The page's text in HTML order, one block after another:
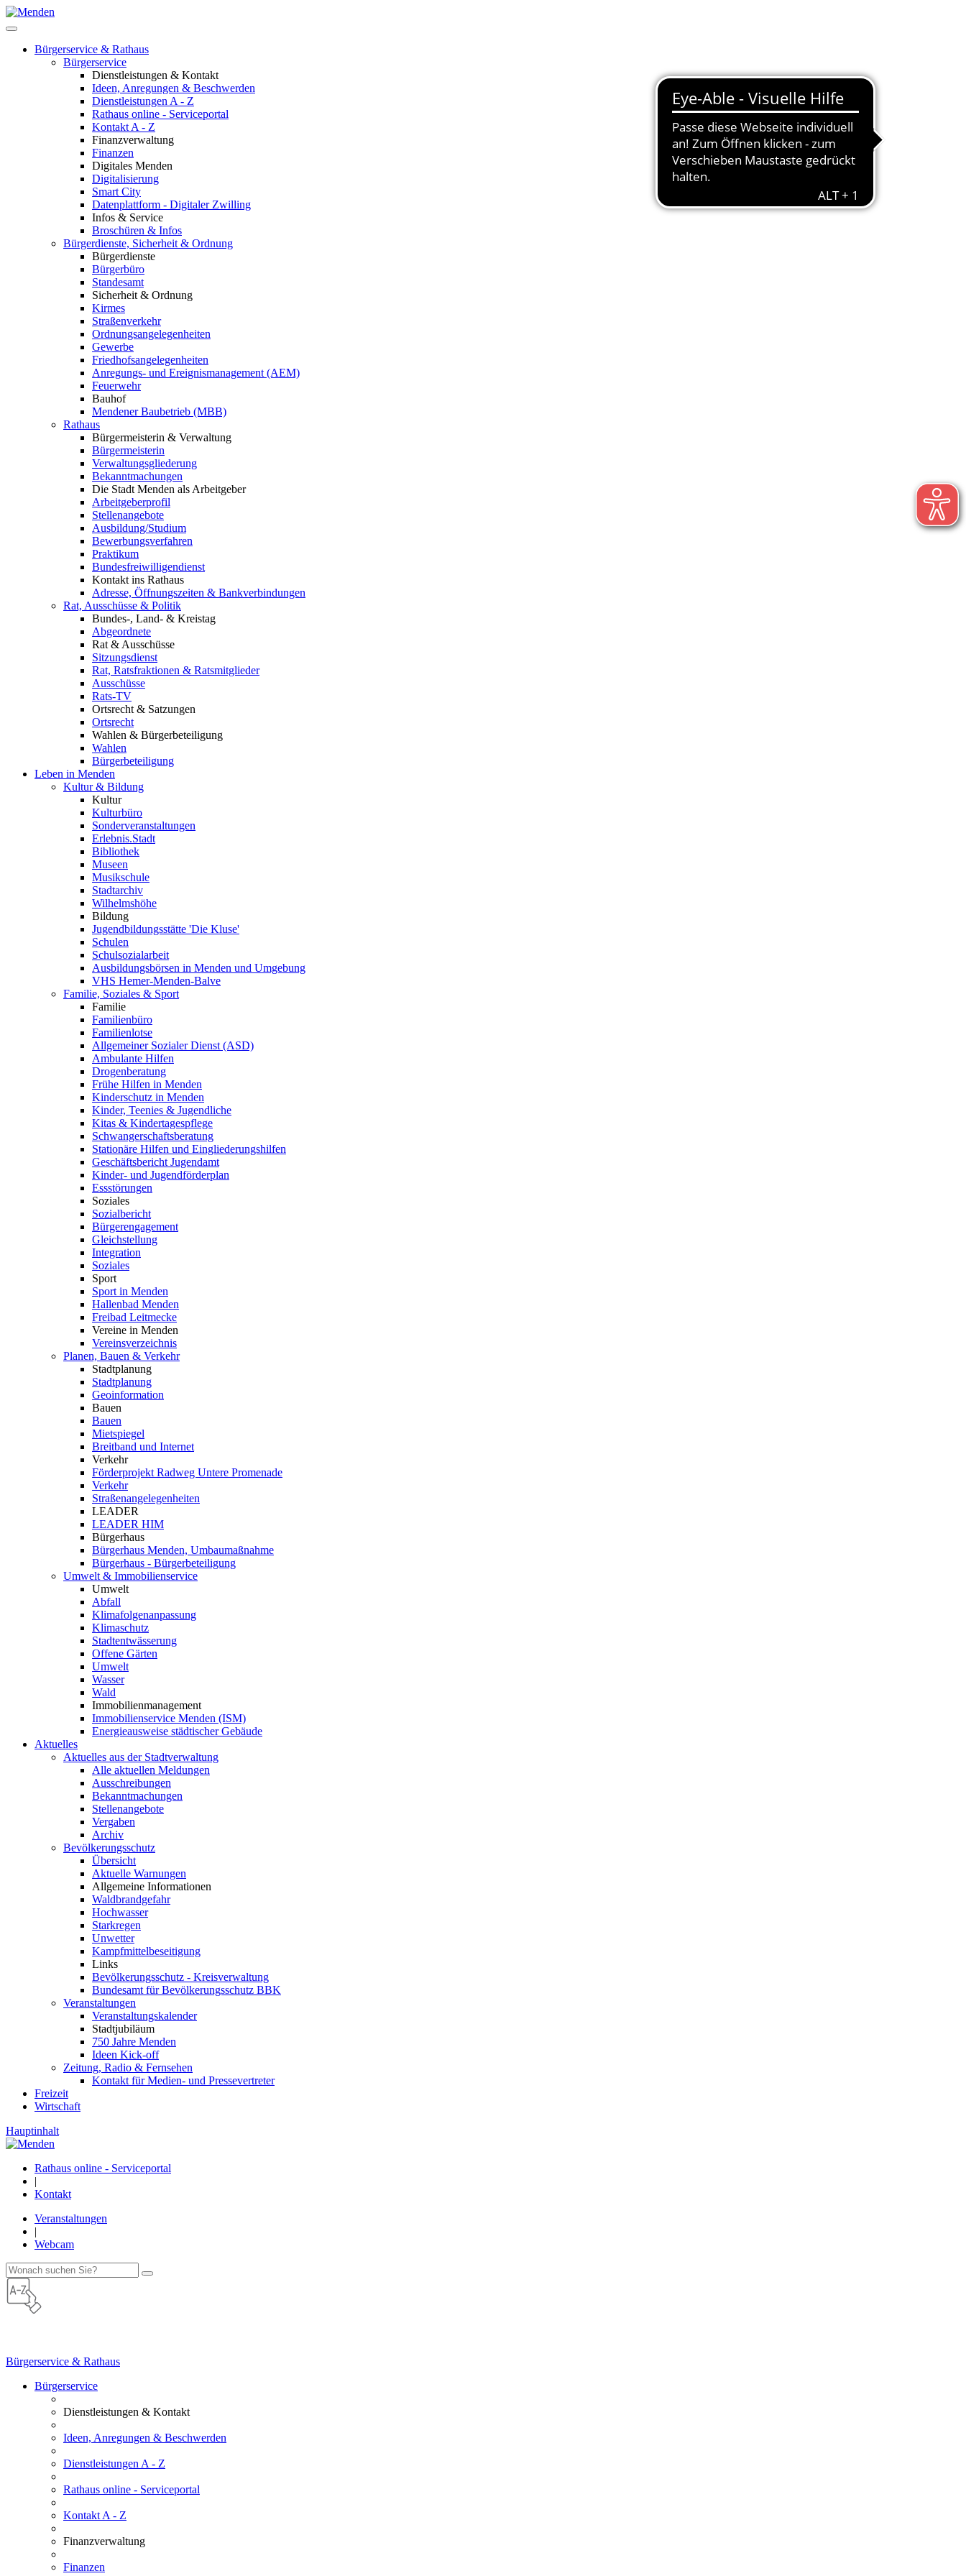
Bürgerservice & Rathaus
Bürgerservice
Dienstleistungen & Kontakt
Ideen, Anregungen & Beschwerden
Dienstleistungen A - Z
Rathaus online - Serviceportal
Kontakt A - Z
Finanzverwaltung
Finanzen
Digitales Menden
Digitalisierung
Smart City
Datenplattform - Digitaler Zwilling
Infos & Service
Broschüren & Infos
Bürgerdienste, Sicherheit & Ordnung
Bürgerdienste
Bürgerbüro
Standesamt
Sicherheit & Ordnung
Kirmes
Straßenverkehr
Ordnungsangelegenheiten
Gewerbe
Friedhofsangelegenheiten
Anregungs- und Ereignismanagement (AEM)
Feuerwehr
Bauhof
Mendener Baubetrieb (MBB)
Rathaus
Bürgermeisterin & Verwaltung
Bürgermeisterin
Verwaltungsgliederung
Bekanntmachungen
Die Stadt Menden als Arbeitgeber
Arbeitgeberprofil
Stellenangebote
Ausbildung/Studium
Bewerbungsverfahren
Praktikum
Bundesfreiwilligendienst
Kontakt ins Rathaus
Adresse, Öffnungszeiten & Bankverbindungen
Rat, Ausschüsse & Politik
Bundes-, Land- & Kreistag
Abgeordnete
Rat & Ausschüsse
Sitzungsdienst
Rat, Ratsfraktionen & Ratsmitglieder
Ausschüsse
Rats-TV
Ortsrecht & Satzungen
Ortsrecht
Wahlen & Bürgerbeteiligung
Wahlen
Bürgerbeteiligung
Leben in Menden
Kultur & Bildung
Kultur
Kulturbüro
Sonderveranstaltungen
Erlebnis.Stadt
Bibliothek
Museen
Musikschule
Stadtarchiv
Wilhelmshöhe
Bildung
Jugendbildungsstätte 'Die Kluse'
Schulen
Schulsozialarbeit
Ausbildungsbörsen in Menden und Umgebung
VHS Hemer-Menden-Balve
Familie, Soziales & Sport
Familie
Familienbüro
Familienlotse
Allgemeiner Sozialer Dienst (ASD)
Ambulante Hilfen
Drogenberatung
Frühe Hilfen in Menden
Kinderschutz in Menden
Kinder, Teenies & Jugendliche
Kitas & Kindertagespflege
Schwangerschaftsberatung
Stationäre Hilfen und Eingliederungshilfen
Geschäftsbericht Jugendamt
Kinder- und Jugendförderplan
Essstörungen
Soziales
Sozialbericht
Bürgerengagement
Gleichstellung
Integration
Soziales
Sport
Sport in Menden
Hallenbad Menden
Freibad Leitmecke
Vereine in Menden
Vereinsverzeichnis
Planen, Bauen & Verkehr
Stadtplanung
Stadtplanung
Geoinformation
Bauen
Bauen
Mietspiegel
Breitband und Internet
Verkehr
Förderprojekt Radweg Untere Promenade
Verkehr
Straßenangelegenheiten
LEADER
LEADER HIM
Bürgerhaus
Bürgerhaus Menden, Umbaumaßnahme
Bürgerhaus - Bürgerbeteiligung
Umwelt & Immobilienservice
Umwelt
Abfall
Klimafolgenanpassung
Klimaschutz
Stadtentwässerung
Offene Gärten
Umwelt
Wasser
Wald
Immobilienmanagement
Immobilienservice Menden (ISM)
Energieausweise städtischer Gebäude
Aktuelles
Aktuelles aus der Stadtverwaltung
Alle aktuellen Meldungen
Ausschreibungen
Bekanntmachungen
Stellenangebote
Vergaben
Archiv
Bevölkerungsschutz
Übersicht
Aktuelle Warnungen
Allgemeine Informationen
Waldbrandgefahr
Hochwasser
Starkregen
Unwetter
Kampfmittelbeseitigung
Links
Bevölkerungsschutz - Kreisverwaltung
Bundesamt für Bevölkerungsschutz BBK
Veranstaltungen
Veranstaltungskalender
Stadtjubiläum
750 Jahre Menden
Ideen Kick-off
Zeitung, Radio & Fernsehen
Kontakt für Medien- und Pressevertreter
Freizeit
Wirtschaft
Hauptinhalt
Rathaus online - Serviceportal
|
Kontakt
Veranstaltungen
|
Webcam
Bürgerservice & Rathaus
Bürgerservice
Dienstleistungen & Kontakt
Ideen, Anregungen & Beschwerden
Dienstleistungen A - Z
Rathaus online - Serviceportal
Kontakt A - Z
Finanzverwaltung
Finanzen